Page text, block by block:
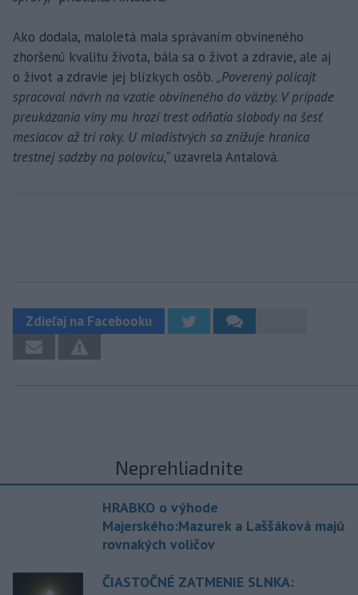
Ako dodala, maloletá mala správaním obvineného
zhoršenú kvalitu života, bála sa o život a zdravie, ale aj
o život a zdravie jej blízkych osôb. „Poverený policajt
spracoval návrh na vzatie obvineného do väzby. V prípade
preukázania viny mu hrozí trest odňatia slobody na šesť
mesiacov až tri roky. U mladistvých sa znižuje hranica
trestnej sadzby na polovicu,“ uzavrela Antalová.
Zdieľaj na Facebooku
Neprehliadnite
HRABKO o výhode
Majerského:Mazurek a Laššáková majú
rovnakých voličov
ČIASTOČNÉ ZATMENIE SLNKA: